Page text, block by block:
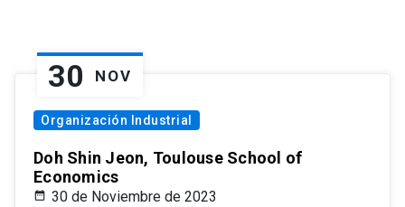
30 NOV
Organización Industrial
Doh Shin Jeon, Toulouse School of
Economics
30 de Noviembre de 2023